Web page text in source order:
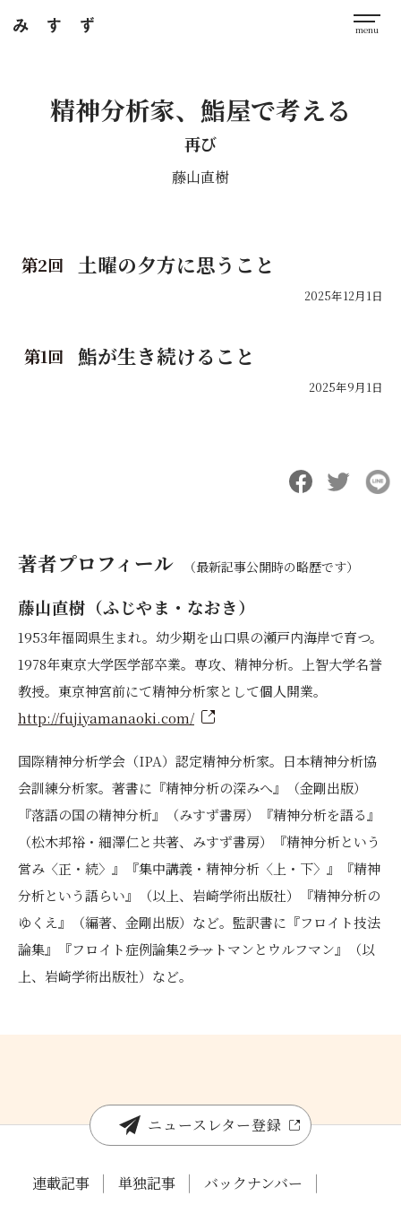
精神分析家、鮨屋で考える
再び
藤山直樹
2 土曜の夕方に思うこと
2025年12月1日
1 鮨が生き続けること
2025年9月1日
著者プロフィール （最新記事公開時の略歴です）
藤山直樹（ふじやま・なおき）
1953年福岡県生まれ。幼少期を山口県の瀬戸内海岸で育つ。
1978年東京大学医学部卒業。専攻、精神分析。上智大学名誉
教授。東京神宮前にて精神分析家として個人開業。
http://fujiyamanaoki.com/
国際精神分析学会（IPA）認定精神分析家。日本精神分析協
会訓練分析家。著書に『精神分析の深みへ』（金剛出版）
『落語の国の精神分析』（みすず書房）『精神分析を語る』
（松木邦裕・細澤仁と共著、みすず書房）『精神分析という
営み〈正・続〉』『集中講義・精神分析〈上・下〉』『精神
分析という語らい』（以上、岩崎学術出版社）『精神分析の
ゆくえ』（編著、金剛出版）など。監訳書に『フロイト技法
論集』『フロイト症例論集2――ラットマンとウルフマン』（以
上、岩崎学術出版社）など。
ニュースレター登録
連載記事 単独記事 バックナンバー